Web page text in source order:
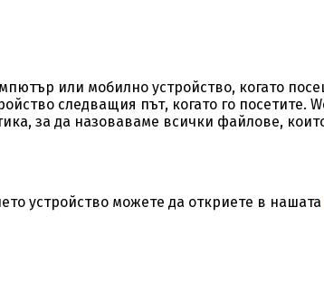
или мобилно устройство, когато
следващия път, когато го посетите.
за да назоваваме всички файлове,
устройство можете да откриете в нашата